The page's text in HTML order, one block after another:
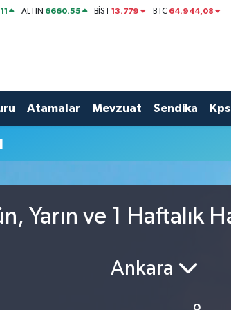
ALTIN 6660.55 BİST13.779 BTC 64.944,08
Atamalar Mevzuat Sendika
Yarın ve 1 Haftalık
Ankara